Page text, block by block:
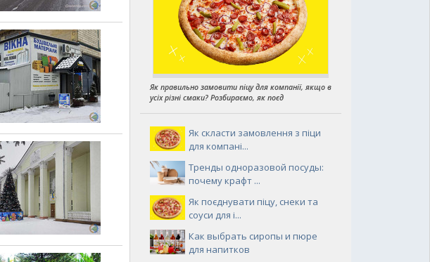
Як правильно замовити піцу для компанії, якщо в
усіх різні смаки? Розбираємо, як поєд
Як скласти замовлення з піци
для компані...
Тренды одноразовой посуды:
почему крафт ...
Як поєднувати піцу, снеки та
соуси для і...
Как выбрать сиропы и пюре
для напитков